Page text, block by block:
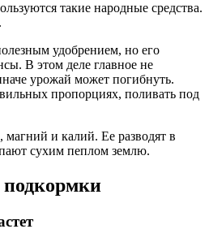
такие народные средства.
удобрением, но его
В этом деле главное не
урожай может погибнуть.
пропорциях, поливать под
и калий. Ее разводят в
сухим пеплом землю.